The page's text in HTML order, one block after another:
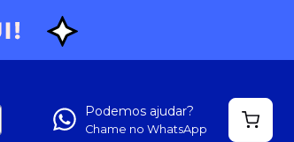
Podemos ajudar?
Chame no WhatsApp